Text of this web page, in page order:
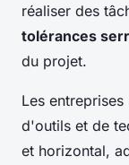
réaliser des
tolérances
du projet.
Les
d'outils et de
et horizontal,